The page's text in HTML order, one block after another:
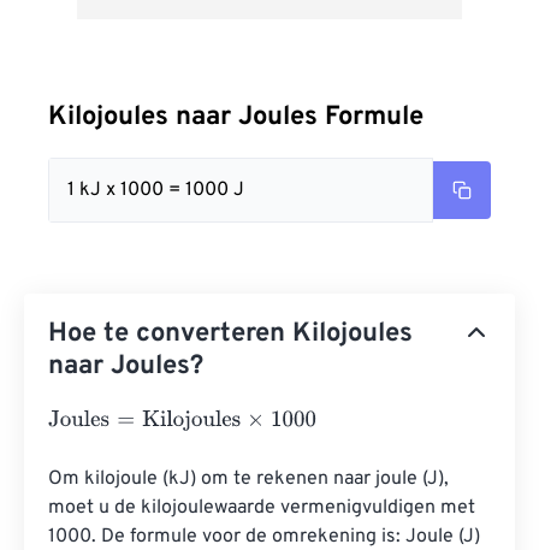
Kilojoules naar Joules Formule
1 kJ x 1000 = 1000 J
Hoe te converteren Kilojoules
naar Joules?
Joules= Kilojoules×1000
Om kilojoule (kJ) om te rekenen naar joule (J),
moet u de kilojoulewaarde vermenigvuldigen met
1000. De formule voor de omrekening is: Joule (J)